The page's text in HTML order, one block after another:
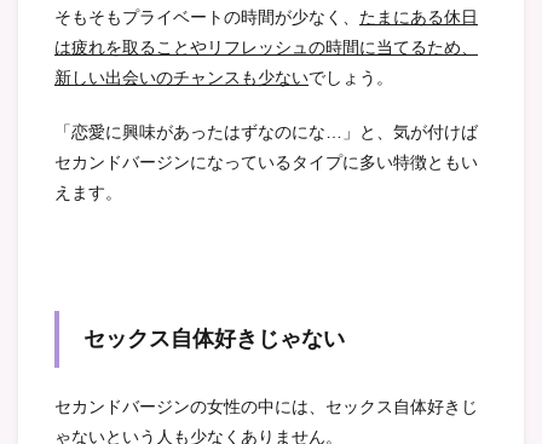
そもそもプライベートの時間が少なく、 たまにある休日
は疲れを取ることやリフレッシュの時間に当てるため、
新しい出会いのチャンスも少ないでしょう。
「恋愛に興味があったはずなのにな…」と、気が付けば
セカンドバージンになっているタイプに多い特徴ともい
えます。
セックス自体好きじゃない
セカンドバージンの女性の中には、セックス自体好きじ
ゃないという人も少なくありません。